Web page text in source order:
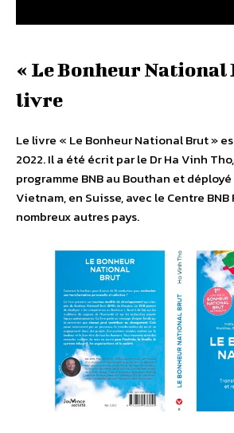
« Le Bonheur National
livre
Le livre « Le Bonheur National Brut »
2022. Il a été écrit par le Dr Ha Vinh
programme BNB au Bouthan et
Vietnam, en Suisse, avec le Centre BNB
nombreux autres pays.